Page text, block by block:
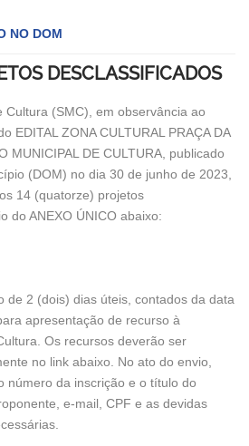
NO DOM
DESCLASSIFICADOS
Cultura (SMC), em observância ao
EDITAL ZONA CULTURAL PRAÇA DA
MUNICIPAL DE CULTURA, publicado
(DOM) no dia 30 de junho de 2023,
14 (quatorze) projetos
do ANEXO ÚNICO abaixo:
de 2 (dois) dias úteis, contados da data
apresentação de recurso à
Os recursos deverão ser
no link abaixo. No ato do envio,
número da inscrição e o título do
e-mail, CPF e as devidas